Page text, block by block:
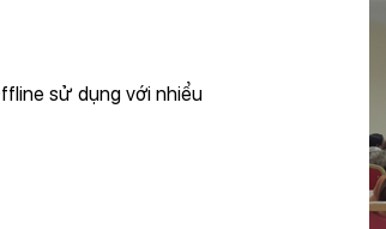
sử dụng với nhiểu